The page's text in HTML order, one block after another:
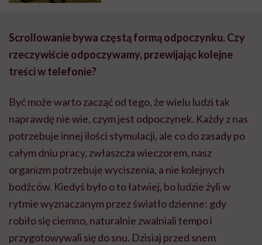
Scrollowanie bywa częstą formą odpoczynku. Czy
rzeczywiście odpoczywamy, przewijając kolejne
treści w telefonie?
Być może warto zacząć od tego, że wielu ludzi tak
naprawdę nie wie, czym jest odpoczynek. Każdy z nas
potrzebuje innej ilości stymulacji, ale co do zasady po
całym dniu pracy, zwłaszcza wieczorem, nasz
organizm potrzebuje wyciszenia, a nie kolejnych
bodźców. Kiedyś było o to łatwiej, bo ludzie żyli w
rytmie wyznaczanym przez światło dzienne: gdy
robiło się ciemno, naturalnie zwalniali tempo i
przygotowywali się do snu. Dzisiaj przed snem